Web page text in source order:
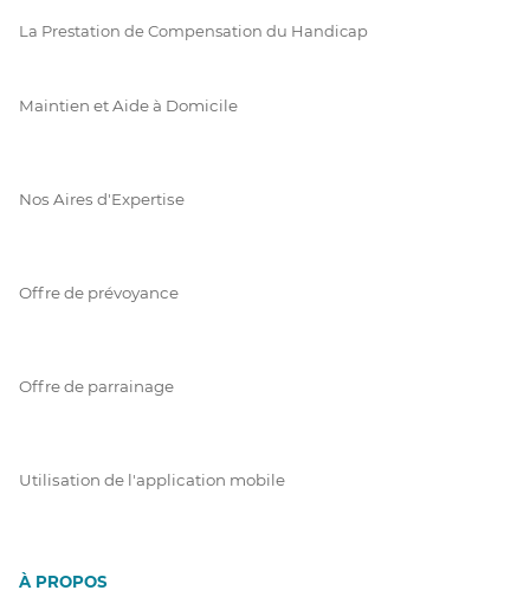
La Prestation de Compensation du Handicap
Maintien et Aide à Domicile
Nos Aires d'Expertise
Offre de prévoyance
Offre de parrainage
Utilisation de l'application mobile
À PROPOS